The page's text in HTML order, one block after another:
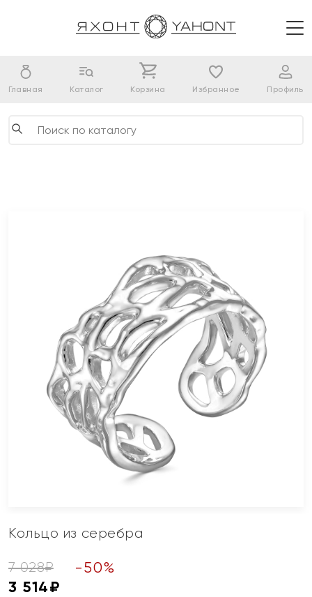
Главная Каталог Корзина Избранное Профиль
Кольцо из серебра
7 028₽ -50%
3 514₽